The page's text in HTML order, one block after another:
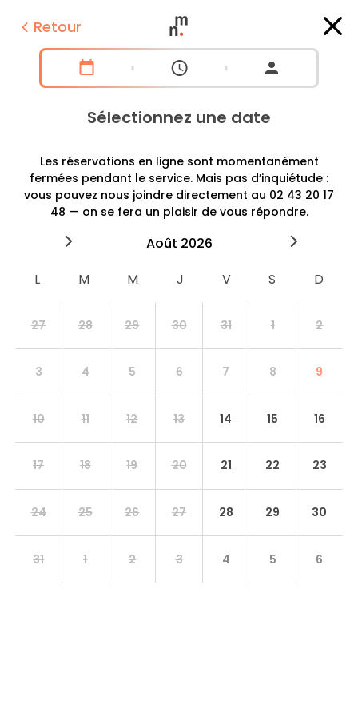
Retour
Sélectionnez une date
Les réservations en ligne sont momentanément
fermées pendant le service. Mais pas d’inquiétude :
vous pouvez nous joindre directement au 02 43 20 17
48 — on se fera un plaisir de vous répondre.
août 2026
27 28 29 30 31 1 2
3 4 5 6 7 8 9
10 11 12 13 14 15 16
17 18 19 20 21 22 23
24 25 26 27 28 29 30
31 1 2 3 4 5 6